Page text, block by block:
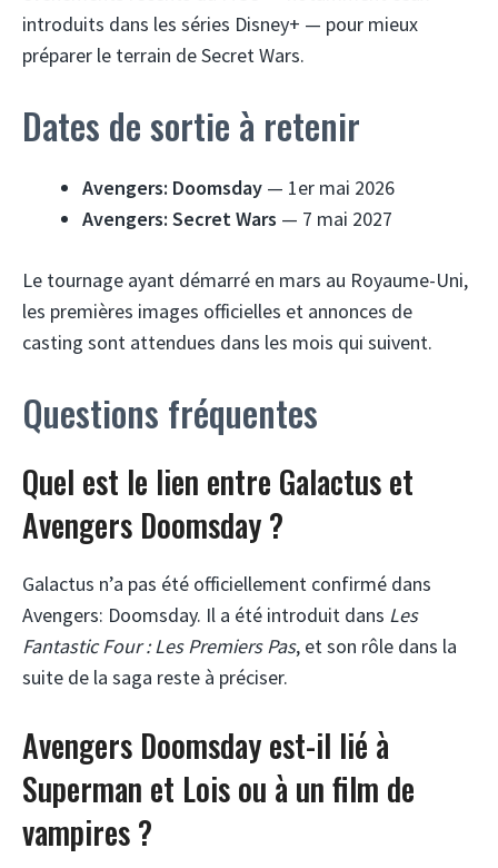
introduits dans les séries Disney+ — pour mieux
préparer le terrain de Secret Wars.
Dates de sortie à retenir
Avengers: Doomsday — 1er mai 2026
Avengers: Secret Wars — 7 mai 2027
Le tournage ayant démarré en mars au Royaume-Uni,
les premières images officielles et annonces de
casting sont attendues dans les mois qui suivent.
Questions fréquentes
Quel est le lien entre Galactus et
Avengers Doomsday ?
Galactus n’a pas été officiellement confirmé dans
Avengers: Doomsday. Il a été introduit dans Les
Fantastic Four : Les Premiers Pas, et son rôle dans la
suite de la saga reste à préciser.
Avengers Doomsday est-il lié à
Superman et Lois ou à un film de
vampires ?